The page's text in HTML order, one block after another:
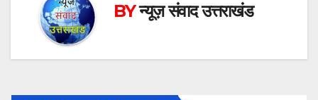
BYन्यूज़ संवाद उत्तराखंड